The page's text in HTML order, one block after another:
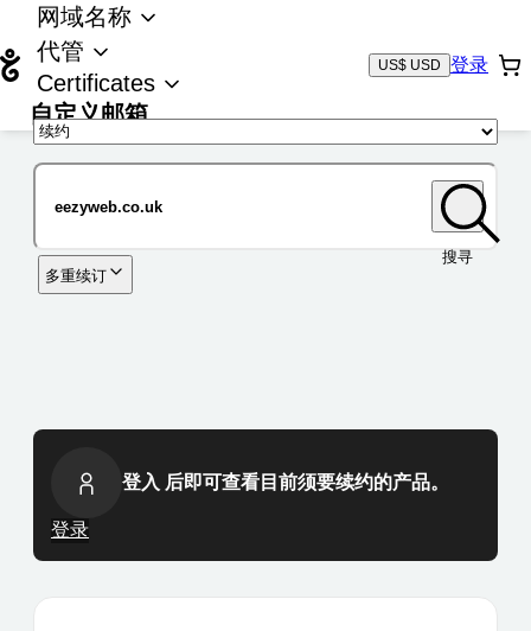
网域名称
代管
Certificates
自定义邮箱
US$ USD 登录
搜寻
多重续订
登入 后即可查看目前须要续约的产品。
登录